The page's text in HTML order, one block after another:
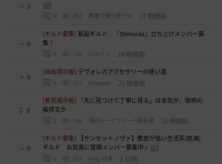
2
0 202 無敵で踊り狂う女 17 時間前
0
[ギルド募集] 新設ギルド 「Shmurda」立ち上げメンバー募
集！
0 135 いなドン 18 時間前
0
[自由掲示板] デヴォレカアクセサリーの使い道
0 234 tanupon 21 時間前
0
[意見掲示板]
「先に見つけて丁寧に見る」は本気か、恒例の
挨拶文か
1 139 浅井ジークフリード配信者 22 時間前
0
[ギルド募集]
【サンセットノヴァ】敷居が低い生活系(航海)
ギルド お気楽に冒険メンバー募集中♫
0 123 Iroly-日本 1 日前